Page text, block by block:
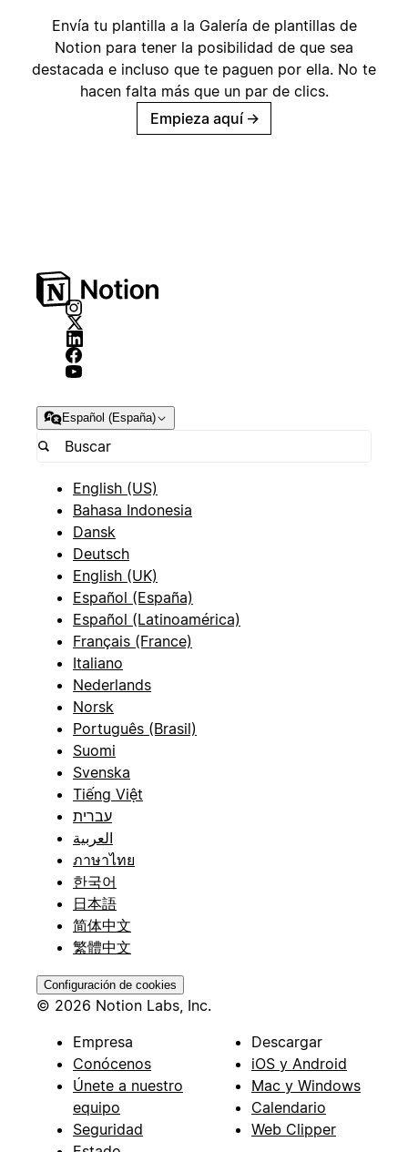
Envía tu plantilla a la Galería de plantillas de
Notion para tener la posibilidad de que sea
destacada e incluso que te paguen por ella. No te
hacen falta más que un par de clics.
Empieza aquí →
Español (España)
English (US)
Bahasa Indonesia
Dansk
Deutsch
English (UK)
Español (España)
Español (Latinoamérica)
Français (France)
Italiano
Nederlands
Norsk
Português (Brasil)
Suomi
Svenska
Tiếng Việt
עברית
العربية
ภาษาไทย
한국어
日本語
简体中文
繁體中文
Configuración de cookies
© 2026 Notion Labs, Inc.
Empresa
Conócenos
Únete a nuestro
equipo
Seguridad
Descargar
iOS y Android
Mac y Windows
Calendario
Web Clipper